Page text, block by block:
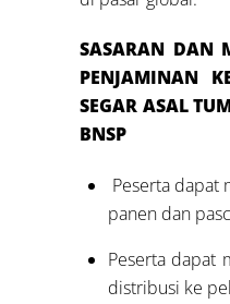
SASARAN DAN
PENJAMINAN
SEGAR ASAL
BNSP
Peserta dapat
panen dan
Peserta dapat
distribusi ke